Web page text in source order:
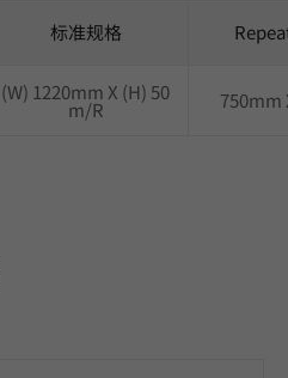
标准规格
(W) 1220mm X (H) 50
m/R 750mm